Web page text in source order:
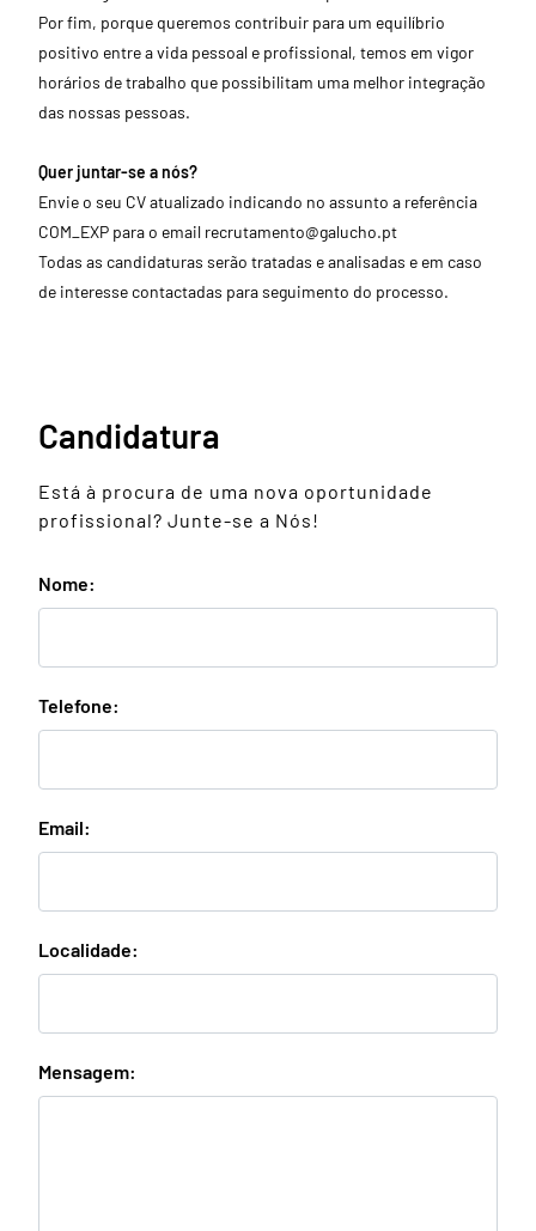
Por fim, porque queremos contribuir para um equilíbrio
positivo entre a vida pessoal e profissional, temos em vigor
horários de trabalho que possibilitam uma melhor integração
das nossas pessoas.
Quer juntar-se a nós?
Envie o seu CV atualizado indicando no assunto a referência
COM_EXP para o email recrutamento@galucho.pt
Todas as candidaturas serão tratadas e analisadas e em caso
de interesse contactadas para seguimento do processo.
Candidatura
Está à procura de uma nova oportunidade
profissional? Junte-se a Nós!
Nome:
Telefone:
Email:
Localidade:
Mensagem: